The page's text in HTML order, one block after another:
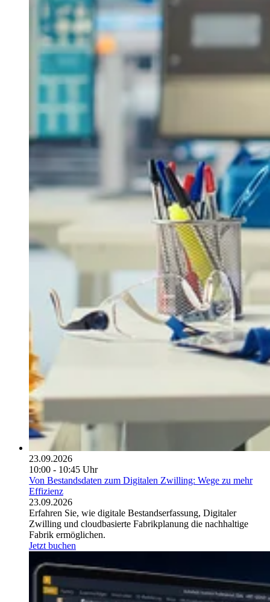
23.09.2026
10:00 - 10:45 Uhr
Von Bestandsdaten zum Digitalen Zwilling: Wege zu mehr
Effizienz
23.09.2026
Erfahren Sie, wie digitale Bestandserfassung, Digitaler
Zwilling und cloudbasierte Fabrikplanung die nachhaltige
Fabrik ermöglichen.
Jetzt buchen